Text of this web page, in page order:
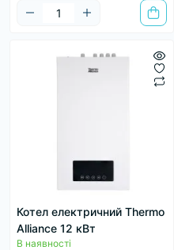
Котел електричний Thermo
Alliance 12 кВт
В наявності